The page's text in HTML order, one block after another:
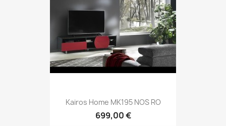
Kairos Home MK195 NOS RO
699,00 €